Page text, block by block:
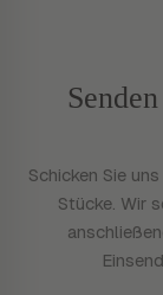
Schicken Sie
Stücke. Wir